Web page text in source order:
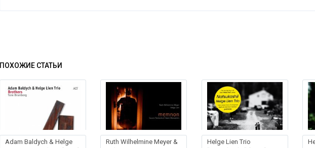
ПОХОЖИЕ СТАТЬИ
Adam Baldych & Helge
Ruth Wilhelmine Meyer &
Helge Lien Trio